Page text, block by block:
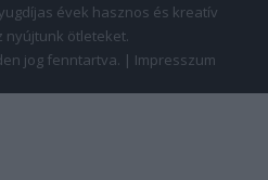
évek hasznos és kreatív
nyújtunk ötleteket.
jog fenntartva. | Impresszum